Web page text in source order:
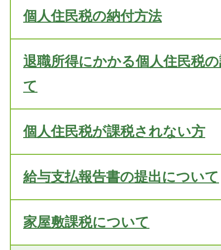
個人住民税の納付方法
退職所得にかかる個人住民税
て
個人住民税が課税されない方
給与支払報告書の提出について
家屋敷課税について